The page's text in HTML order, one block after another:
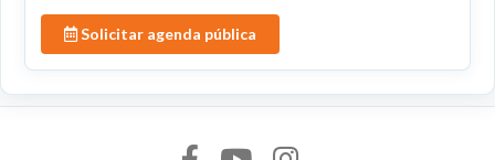
Solicitar agenda pública